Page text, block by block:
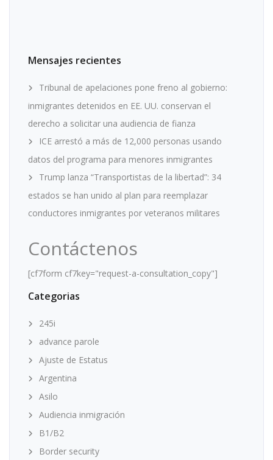
Mensajes recientes
Tribunal de apelaciones pone freno al gobierno:
inmigrantes detenidos en EE. UU. conservan el
derecho a solicitar una audiencia de fianza
ICE arrestó a más de 12,000 personas usando
datos del programa para menores inmigrantes
Trump lanza “Transportistas de la libertad”: 34
estados se han unido al plan para reemplazar
conductores inmigrantes por veteranos militares
Contáctenos
[cf7form cf7key="request-a-consultation_copy"]
Categorias
245i
advance parole
Ajuste de Estatus
Argentina
Asilo
Audiencia inmigración
B1/B2
Border security